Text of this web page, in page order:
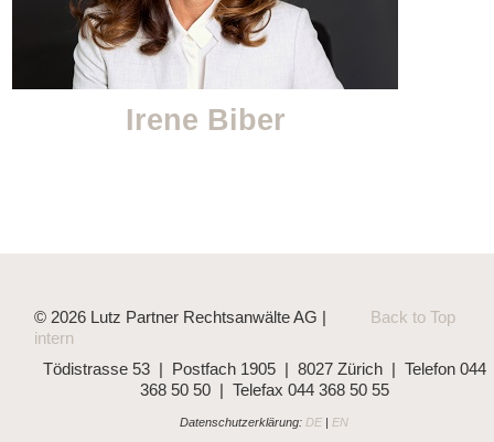
Irene Biber
Back to Top
© 2026 Lutz Partner Rechtsanwälte AG |
intern
Tödistrasse 53 | Postfach 1905 | 8027 Zürich | Telefon 044
368 50 50 | Telefax 044 368 50 55
Datenschutzerklärung: DE EN